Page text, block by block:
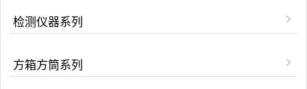
检测仪器系列
方箱方筒系列